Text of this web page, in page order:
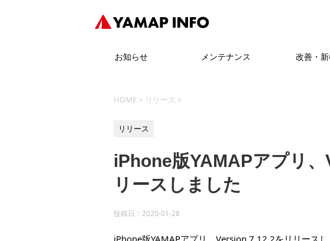
お知らせ メンテナンス 改善・
HOME > リリース >
リリース
iPhone版YAMAPアプリ
リースしました
投稿日： 2020-01-28